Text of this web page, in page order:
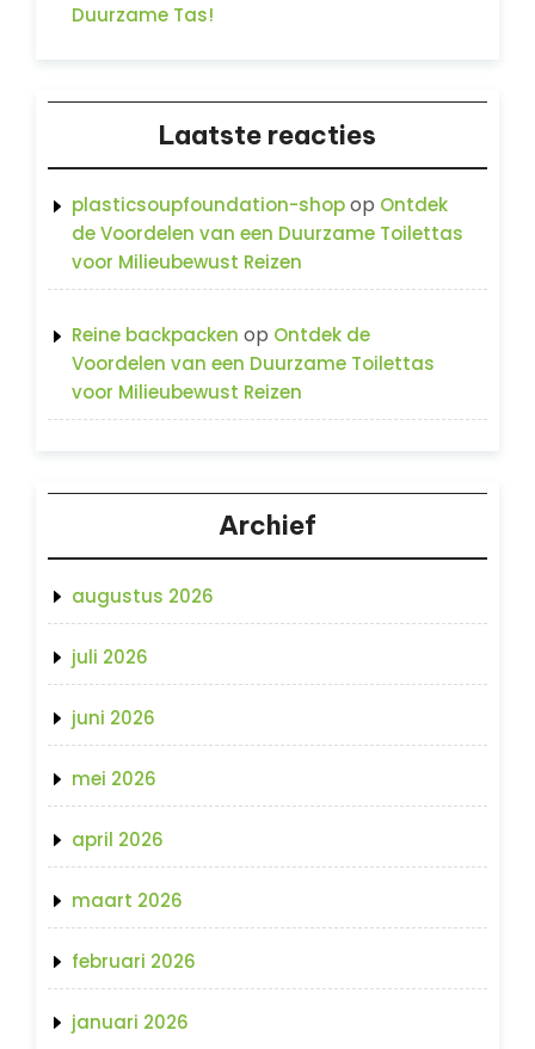
Duurzame Tas!
Laatste reacties
plasticsoupfoundation-shopop Ontdek
de Voordelen van een Duurzame Toilettas
voor Milieubewust Reizen
Reine backpacken op Ontdek de
Voordelen van een Duurzame Toilettas
voor Milieubewust Reizen
Archief
augustus 2026
juli 2026
juni 2026
mei 2026
april 2026
maart 2026
februari 2026
januari 2026